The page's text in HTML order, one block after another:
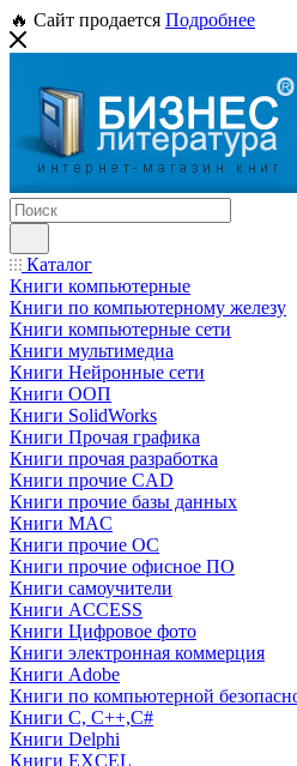
🔥 Сайт продается Подробнее
Каталог
Книги компьютерные
Книги по компьютерному железу
Книги компьютерные сети
Книги мультимедиа
Книги Нейронные сети
Книги ООП
Книги SolidWorks
Книги Прочая графика
Книги прочая разработка
Книги прочие CAD
Книги прочие базы данных
Книги MAC
Книги прочие ОС
Книги прочие офисное ПО
Книги самоучители
Книги ACCESS
Книги Цифровое фото
Книги электронная коммерция
Книги Adobe
Книги по компьютерной
Книги C, C++,С#
Книги Delphi
Книги EXCEL